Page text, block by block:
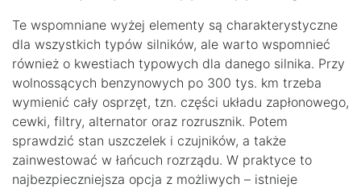
Te wspomniane wyżej elementy są charakterystyczne
dla wszystkich typów silników, ale warto wspomnieć
również o kwestiach typowych dla danego silnika. Przy
wolnossących benzynowych po 300 tys. km trzeba
wymienić cały osprzęt, tzn. części układu zapłonowego,
cewki, filtry, alternator oraz rozrusznik. Potem
sprawdzić stan uszczelek i czujników, a także
zainwestować w łańcuch rozrządu. W praktyce to
najbezpieczniejsza opcja z możliwych – istnieje